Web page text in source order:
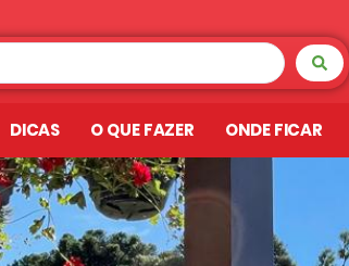
DICAS O QUE FAZER ONDE FICAR